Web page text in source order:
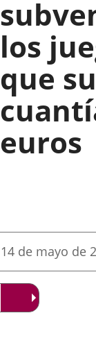
los
que
euros
Fecha
la
noticia
14 de mayo de